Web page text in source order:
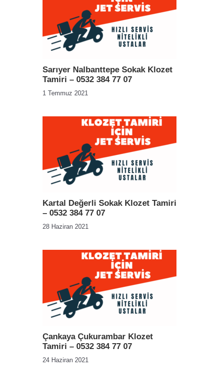
Sarıyer Nalbanttepe Sokak Klozet
Tamiri – 0532 384 77 07
1 Temmuz 2021
Kartal Değerli Sokak Klozet Tamiri
– 0532 384 77 07
28 Haziran 2021
Çankaya Çukurambar Klozet
Tamiri – 0532 384 77 07
24 Haziran 2021